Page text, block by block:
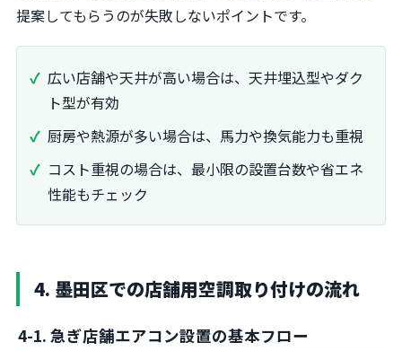
提案してもらうのが失敗しないポイントです。
広い店舗や天井が高い場合は、天井埋込型やダク
ト型が有効
厨房や熱源が多い場合は、馬力や換気能力も重視
コスト重視の場合は、最小限の設置台数や省エネ
性能もチェック
4. 墨田区での店舗用空調取り付けの流れ
4-1. 急ぎ店舗エアコン設置の基本フロー